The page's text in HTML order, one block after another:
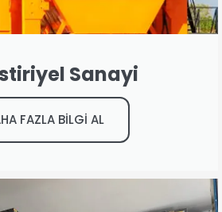
Sanayi
FAZLA BİLGİ AL